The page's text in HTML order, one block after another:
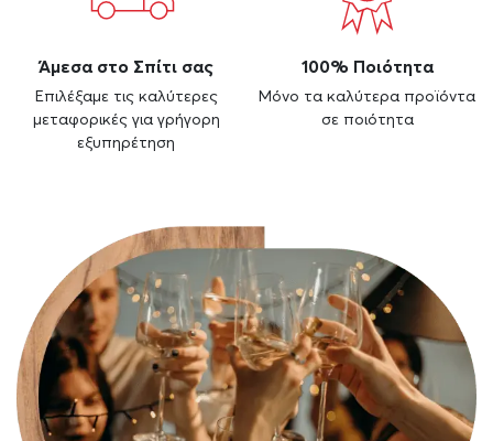
Άμεσα στο Σπίτι σας
Επιλέξαμε τις καλύτερες
μεταφορικές για γρήγορη
εξυπηρέτηση
100% Ποιότητα
Μόνο τα καλύτερα προϊόντα
σε ποιότητα